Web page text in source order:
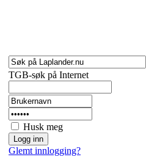
TGB-søk på Internet
Husk meg
Glemt innlogging?